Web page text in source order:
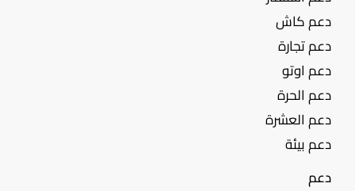
دعم كاش
دعم تجارة
دعم اوتو
دعم الحرة
دعم العشرة
دعم بيئة
دعم